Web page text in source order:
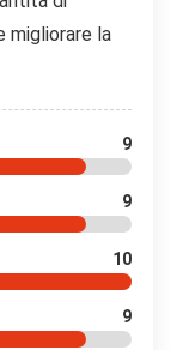
migliorare la
9
9
10
9